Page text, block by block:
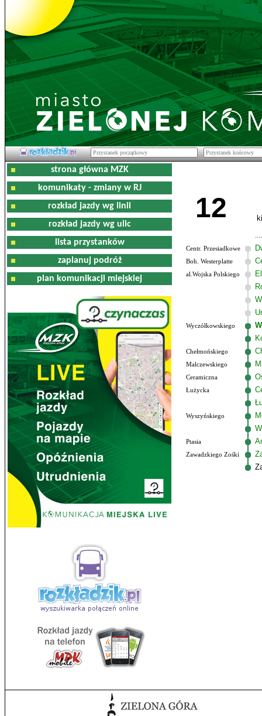
strona główna MZK
komunikaty - zmiany w RJ
rozkład jazdy wg linii
rozkład jazdy wg ulic
lista przystanków
zaplanuj podróż
plan komunikacji miejskiej
12
Centr. Przesiadkowe
Boh. Westerplatte
al.Wojska Polskiego
Wyczółkowskiego
Chełmońskiego
Malczewskiego
Ceramiczna
Łużycka
Wyszyńskiego
Ptasia
Zawadzkiego Zośki